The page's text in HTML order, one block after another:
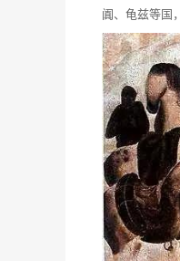
阗、龟兹等国，